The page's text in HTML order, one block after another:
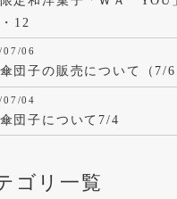
12
07/06
団子の販売について（7/6
07/04
団子について7/4
ゴリ一覧